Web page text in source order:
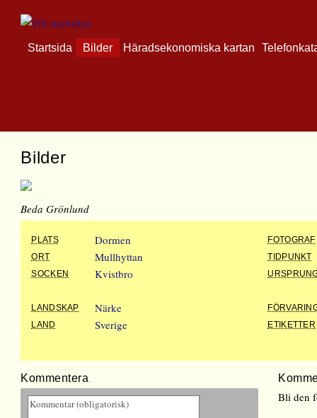
Startsida Bilder Häradsekonomiska kartan
Bilder
Beda Grönlund
PLATS Dormen
FOTOGRAF
ORT
Mullhyttan
TIDPUNKT
SOCKEN
Kvistbro
LANDSKAP Närke
LAND
Sverige ETIKETTER
Kommentera
Bli den